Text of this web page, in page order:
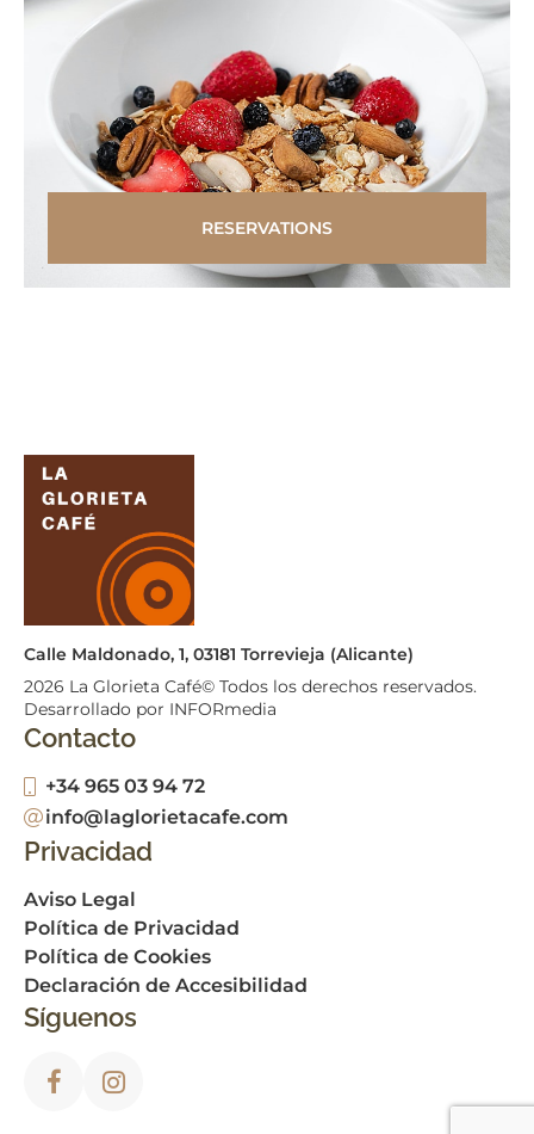
RESERVATIONS
Calle Maldonado, 1, 03181 Torrevieja (Alicante)
2026 La Glorieta Café© Todos los derechos reservados.
Desarrollado por INFORmedia
Contacto
+34 965 03 94 72
info@laglorietacafe.com
Privacidad
Aviso Legal
Política de Privacidad
Política de Cookies
Declaración de Accesibilidad
Síguenos